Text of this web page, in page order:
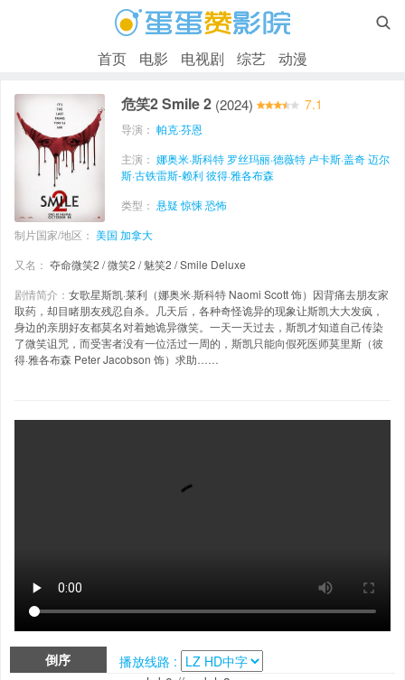

首页 电影 电视剧 综艺 动漫
危笑2 Smile 2 (2024) 7.1
导演： 帕克·芬恩
主演： 娜奥米·斯科特 罗丝玛丽·德薇特 卢卡斯·盖奇迈尔
斯·古铁雷斯-赖利彼得·雅各布森
类型： 悬疑 惊悚恐怖
制片国家/地区： 美国 加拿大
又名： 夺命微笑2 / 微笑2 / 魅笑2 / Smile Deluxe
剧情简介： 女歌星斯凯·莱利（娜奥米·斯科特 Naomi Scott 饰）因背痛去朋友家
取药，却目睹朋友残忍自杀。几天后，各种奇怪诡异的现象让斯凯大大发疯，
身边的亲朋好友都莫名对着她诡异微笑。一天一天过去，斯凯才知道自己传染
了微笑诅咒，而受害者没有一位活过一周的，斯凯只能向假死医师莫里斯（彼
得·雅各布森 Peter Jacobson 饰）求助……
倒序
播放线路 :